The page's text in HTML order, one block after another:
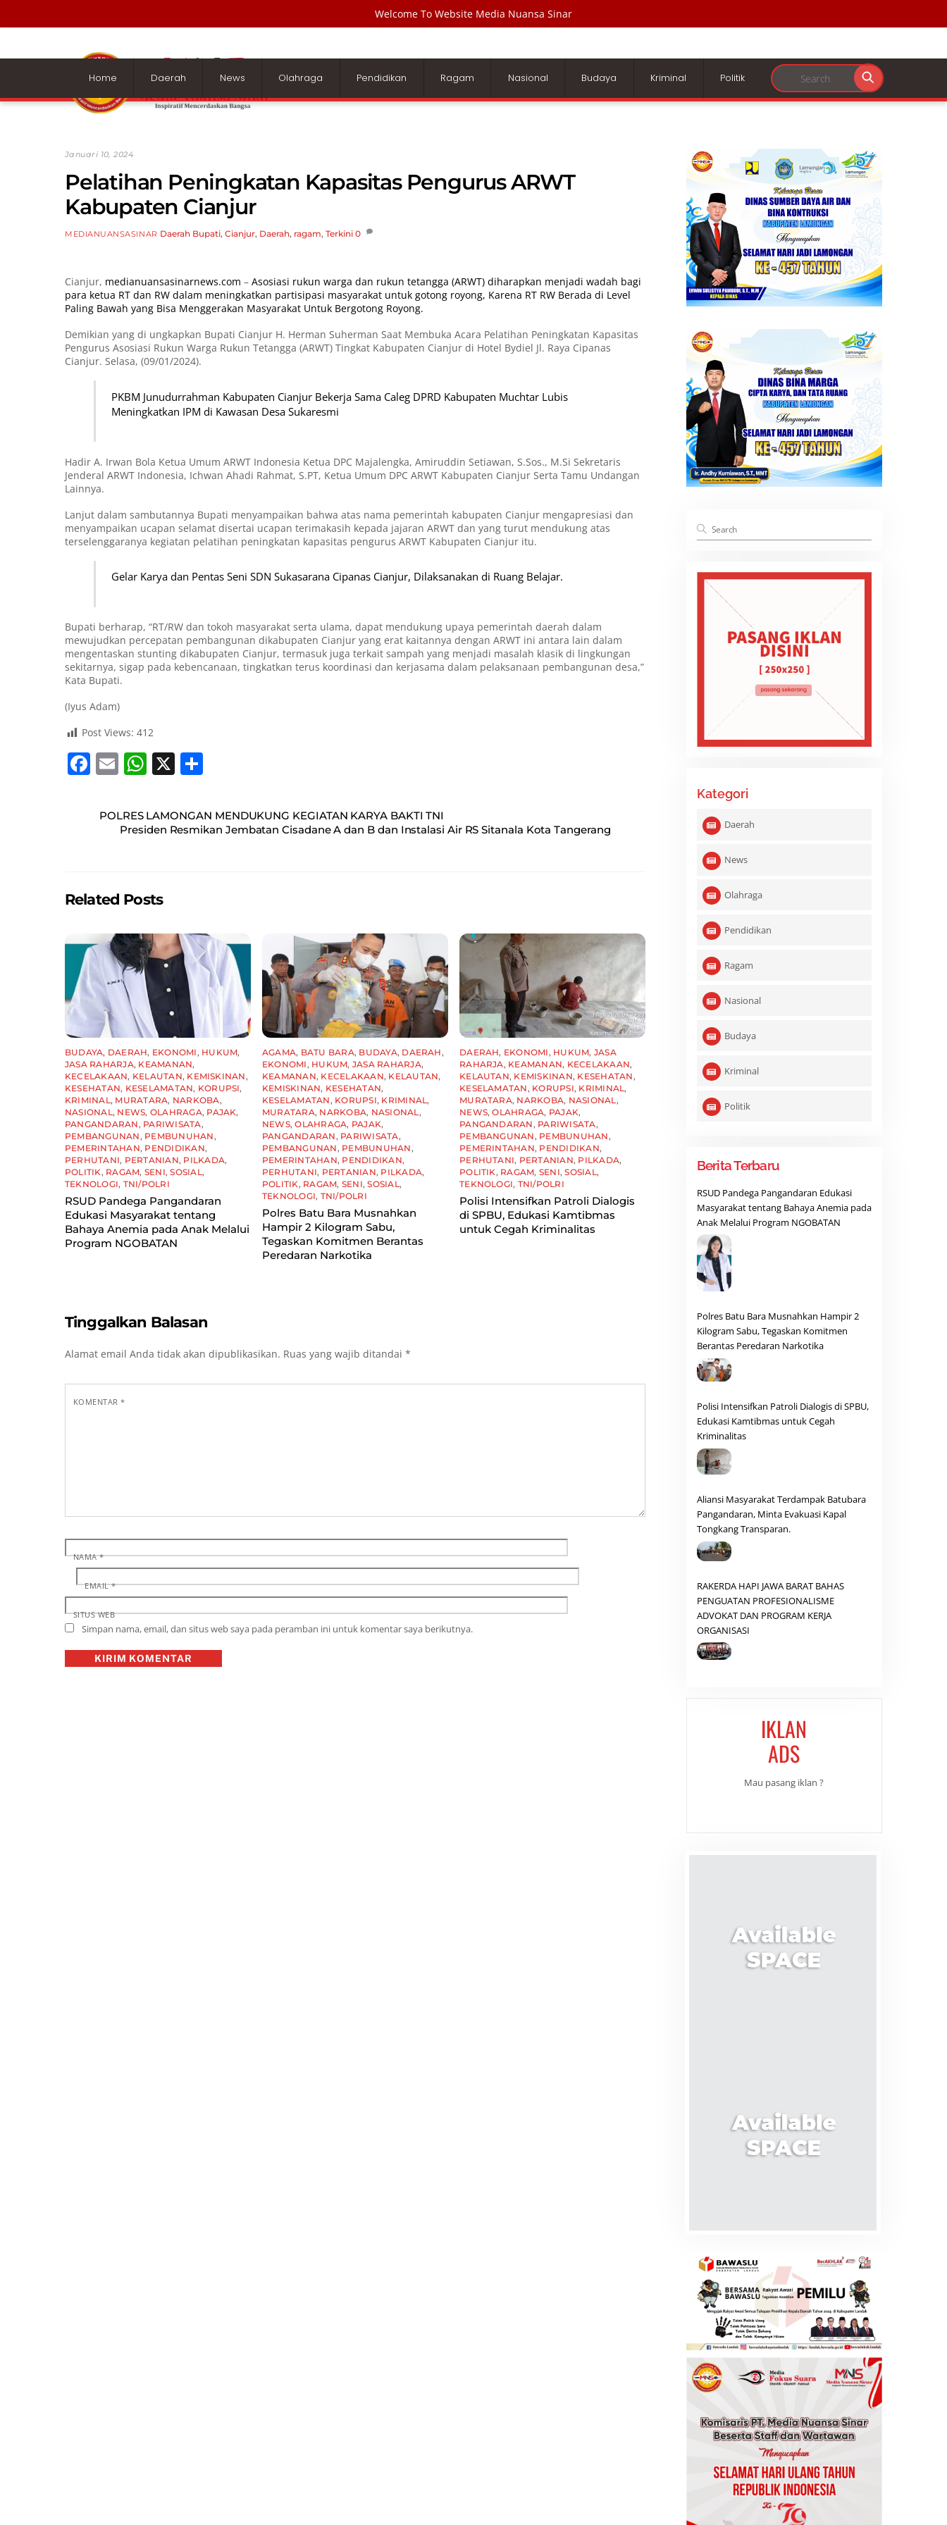
Welcome To Website Media Nuansa Sinar
content
Home
Daerah News Olahraga Pendidikan Ragam Nasional Budaya Kriminal Politik
Januari 10, 2024
Pelatihan Peningkatan Kapasitas Pengurus ARWT
Kabupaten Cianjur
MEDIANUANSASINAR Daerah Bupati, Cianjur, Daerah, ragam, Terkini 0
Cianjur, medianuansasinarnews.com – Asosiasi rukun warga dan rukun tetangga (ARWT) diharapkan menjadi wadah bagi
para ketua RT dan RW dalam meningkatkan partisipasi masyarakat untuk gotong royong, Karena RT RW Berada di Level
Paling Bawah yang Bisa Menggerakan Masyarakat Untuk Bergotong Royong.
Demikian yang di ungkapkan Bupati Cianjur H. Herman Suherman Saat Membuka Acara Pelatihan Peningkatan Kapasitas
Pengurus Asosiasi Rukun Warga Rukun Tetangga (ARWT) Tingkat Kabupaten Cianjur di Hotel Bydiel Jl. Raya Cipanas
Cianjur. Selasa, (09/01/2024).
PKBM Junudurrahman Kabupaten Cianjur Bekerja Sama Caleg DPRD Kabupaten Muchtar Lubis
Meningkatkan IPM di Kawasan Desa Sukaresmi
Hadir A. Irwan Bola Ketua Umum ARWT Indonesia Ketua DPC Majalengka, Amiruddin Setiawan, S.Sos., M.Si Sekretaris
Jenderal ARWT Indonesia, Ichwan Ahadi Rahmat, S.PT, Ketua Umum DPC ARWT Kabupaten Cianjur Serta Tamu Undangan
Lainnya.
Lanjut dalam sambutannya Bupati menyampaikan bahwa atas nama pemerintah kabupaten Cianjur mengapresiasi dan
menyampaikan ucapan selamat disertai ucapan terimakasih kepada jajaran ARWT dan yang turut mendukung atas
terselenggaranya kegiatan pelatihan peningkatan kapasitas pengurus ARWT Kabupaten Cianjur itu.
Gelar Karya dan Pentas Seni SDN Sukasarana Cipanas Cianjur, Dilaksanakan di Ruang Belajar.
Bupati berharap, “RT/RW dan tokoh masyarakat serta ulama, dapat mendukung upaya pemerintah daerah dalam
mewujudkan percepatan pembangunan dikabupaten Cianjur yang erat kaitannya dengan ARWT ini antara lain dalam
mengentaskan stunting dikabupaten Cianjur, termasuk juga terkait sampah yang menjadi masalah klasik di lingkungan
sekitarnya, sigap pada kebencanaan, tingkatkan terus koordinasi dan kerjasama dalam pelaksanaan pembangunan desa,”
Kata Bupati.
(Iyus Adam)
Post Views: 412
F
c
o
E
ai
l
W
at
s
p
X
ar
e
POLRES LAMONGAN MENDUKUNG KEGIATAN KARYA BAKTI TNI
Presiden Resmikan Jembatan Cisadane A dan B dan Instalasi Air RS Sitanala Kota Tangerang
Related Posts
BUDAYA, DAERAH, EKONOMI , HUKUM,
JASA RAHARJA, KEAMANAN,
KECELAKAAN, KELAUTAN, KEMISKINAN ,
KESEHATAN, KESELAMATAN, KORUPSI,
KRIMINAL , MURATARA, NARKOBA,
NASIONAL , NEWS, OLAHRAGA, PAJAK,
PANGANDARAN , PARIWISATA,
PEMBANGUNAN , PEMBUNUHAN ,
PEMERINTAHAN, PENDIDIKAN,
PERHUTANI, PERTANIAN, PILKADA,
POLITIK , RAGAM, SENI,SOSIAL ,
TEKNOLOGI, TNI/POLRI
RSUD Pandega Pangandaran
Edukasi Masyarakat tentang
Bahaya Anemia pada Anak Melalui
Program NGOBATAN
AGAMA, BATU BARA, BUDAYA, DAERAH ,
EKONOMI , HUKUM, JASA RAHARJA,
KEAMANAN, KECELAKAAN, KELAUTAN,
KEMISKINAN, KESEHATAN,
KESELAMATAN , KORUPSI, KRIMINAL ,
MURATARA, NARKOBA, NASIONAL ,
NEWS,OLAHRAGA, PAJAK,
PANGANDARAN , PARIWISATA,
PEMBANGUNAN , PEMBUNUHAN ,
PEMERINTAHAN, PENDIDIKAN,
PERHUTANI, PERTANIAN, PILKADA,
POLITIK , RAGAM, SENI,SOSIAL ,
TEKNOLOGI, TNI/POLRI
Polres Batu Bara Musnahkan
Hampir 2 Kilogram Sabu,
Tegaskan Komitmen Berantas
Peredaran Narkotika
DAERAH, EKONOMI , HUKUM, JASA
RAHARJA, KEAMANAN, KECELAKAAN,
KELAUTAN, KEMISKINAN, KESEHATAN ,
KESELAMATAN , KORUPSI, KRIMINAL ,
MURATARA, NARKOBA, NASIONAL ,
NEWS,OLAHRAGA, PAJAK,
PANGANDARAN , PARIWISATA,
PEMBANGUNAN , PEMBUNUHAN ,
PEMERINTAHAN, PENDIDIKAN,
PERHUTANI, PERTANIAN, PILKADA,
POLITIK , RAGAM, SENI,SOSIAL ,
TEKNOLOGI, TNI/POLRI
Polisi Intensifkan Patroli Dialogis
di SPBU, Edukasi Kamtibmas
untuk Cegah Kriminalitas
Tinggalkan Balasan
Alamat email Anda tidak akan dipublikasikan. Ruas yang wajib ditandai *
KOMENTAR*
NAMA*
EMAIL*
SITUS WEB
Simpan nama, email, dan situs web saya pada peramban ini untuk komentar saya berikutnya.
Kategori
Daerah
News
Olahraga
Pendidikan
Ragam
Nasional
Budaya
Kriminal
Politik
Berita Terbaru
RSUD Pandega Pangandaran Edukasi
Masyarakat tentang Bahaya Anemia pada
Anak Melalui Program NGOBATAN
Polres Batu Bara Musnahkan Hampir 2
Kilogram Sabu, Tegaskan Komitmen
Berantas Peredaran Narkotika
Polisi Intensifkan Patroli Dialogis di SPBU,
Edukasi Kamtibmas untuk Cegah
Kriminalitas
Aliansi Masyarakat Terdampak Batubara
Pangandaran, Minta Evakuasi Kapal
Tongkang Transparan.
RAKERDA HAPI JAWA BARAT BAHAS
PENGUATAN PROFESIONALISME
ADVOKAT DAN PROGRAM KERJA
ORGANISASI
IKLAN
ADS
Mau pasang iklan ?